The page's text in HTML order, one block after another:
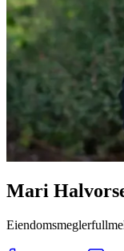
Mari